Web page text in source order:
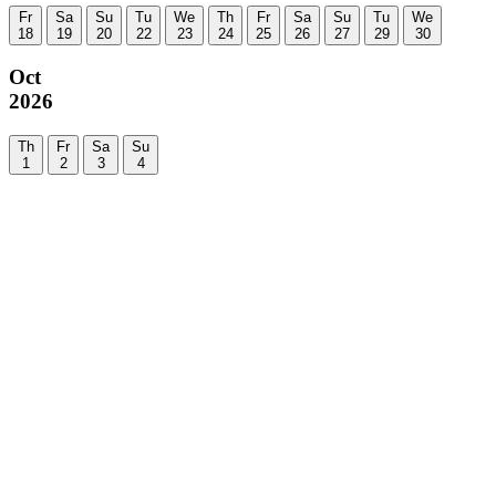
Fr
18
Sa
19
Su
20
Tu
22
We
23
Th
24
Fr
25
Sa
26
Su
27
Tu
29
We
30
Oct
2026
Th
1
Fr
2
Sa
3
Su
4